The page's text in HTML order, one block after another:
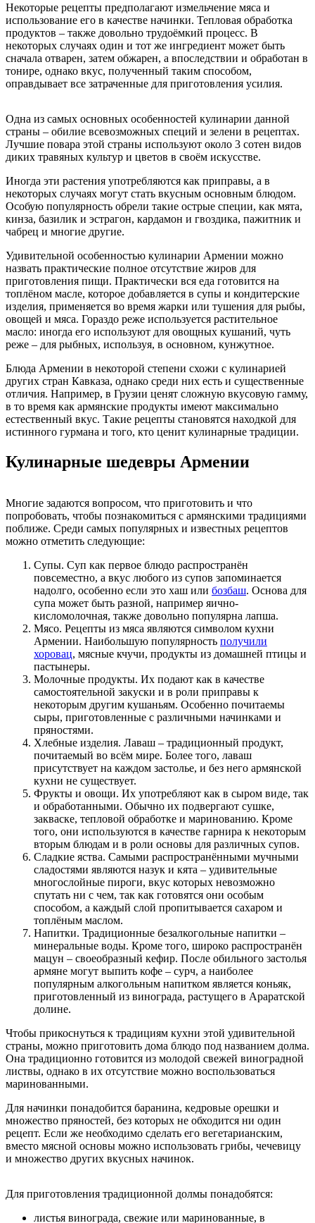
Некоторые рецепты предполагают измельчение мяса и
использование его в качестве начинки. Тепловая обработка
продуктов – также довольно трудоёмкий процесс. В
некоторых случаях один и тот же ингредиент может быть
сначала отварен, затем обжарен, а впоследствии и обработан в
тонире, однако вкус, полученный таким способом,
оправдывает все затраченные для приготовления усилия.
Одна из самых основных особенностей кулинарии данной
страны – обилие всевозможных специй и зелени в рецептах.
Лучшие повара этой страны используют около 3 сотен видов
диких травяных культур и цветов в своём искусстве.
Иногда эти растения употребляются как приправы, а в
некоторых случаях могут стать вкусным основным блюдом.
Особую популярность обрели такие острые специи, как мята,
кинза, базилик и эстрагон, кардамон и гвоздика, пажитник и
чабрец и многие другие.
Удивительной особенностью кулинарии Армении можно
назвать практические полное отсутствие жиров для
приготовления пищи. Практически вся еда готовится на
топлёном масле, которое добавляется в супы и кондитерские
изделия, применяется во время жарки или тушения для рыбы,
овощей и мяса. Гораздо реже используется растительное
масло: иногда его используют для овощных кушаний, чуть
реже – для рыбных, используя, в основном, кунжутное.
Блюда Армении в некоторой степени схожи с кулинарией
других стран Кавказа, однако среди них есть и существенные
отличия. Например, в Грузии ценят сложную вкусовую гамму,
в то время как армянские продукты имеют максимально
естественный вкус. Такие рецепты становятся находкой для
истинного гурмана и того, кто ценит кулинарные традиции.
Кулинарные шедевры Армении
Многие задаются вопросом, что приготовить и что
попробовать, чтобы познакомиться с армянскими традициями
поближе. Среди самых популярных и известных рецептов
можно отметить следующие:
Супы. Суп как первое блюдо распространён
повсеместно, а вкус любого из супов запоминается
надолго, особенно если это хаш или бозбаш. Основа для
супа может быть разной, например яично-
кисломолочная, также довольно популярна лапша.
Мясо. Рецепты из мяса являются символом кухни
Армении. Наибольшую популярность получили
хоровац, мясные кчучи, продукты из домашней птицы и
пастынеры.
Молочные продукты. Их подают как в качестве
самостоятельной закуски и в роли приправы к
некоторым другим кушаньям. Особенно почитаемы
сыры, приготовленные с различными начинками и
пряностями.
Хлебные изделия. Лаваш – традиционный продукт,
почитаемый во всём мире. Более того, лаваш
присутствует на каждом застолье, и без него армянской
кухни не существует.
Фрукты и овощи. Их употребляют как в сыром виде, так
и обработанными. Обычно их подвергают сушке,
закваске, тепловой обработке и маринованию. Кроме
того, они используются в качестве гарнира к некоторым
вторым блюдам и в роли основы для различных супов.
Сладкие яства. Самыми распространёнными мучными
сладостями являются назук и кята – удивительные
многослойные пироги, вкус которых невозможно
спутать ни с чем, так как готовятся они особым
способом, а каждый слой пропитывается сахаром и
топлёным маслом.
Напитки. Традиционные безалкогольные напитки –
минеральные воды. Кроме того, широко распространён
мацун – своеобразный кефир. После обильного застолья
армяне могут выпить кофе – сурч, а наиболее
популярным алкогольным напитком является коньяк,
приготовленный из винограда, растущего в Араратской
долине.
Чтобы прикоснуться к традициям кухни этой удивительной
страны, можно приготовить дома блюдо под названием долма.
Она традиционно готовится из молодой свежей виноградной
листвы, однако в их отсутствие можно воспользоваться
маринованными.
Для начинки понадобится баранина, кедровые орешки и
множество пряностей, без которых не обходится ни один
рецепт. Если же необходимо сделать его вегетарианским,
вместо мясной основы можно использовать грибы, чечевицу
и множество других вкусных начинок.
Для приготовления традиционной долмы понадобятся:
листья винограда, свежие или маринованные, в